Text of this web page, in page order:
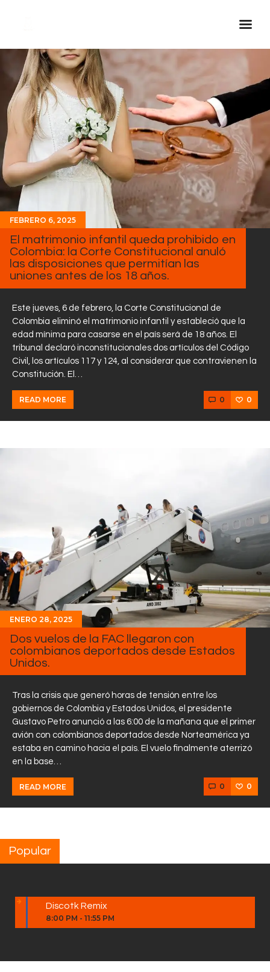
Inicio Real FM
Streaming
En Vivo
Descarga La APP
Programas
Noticias
Sobre Nosotros
Contactos
FEBRERO 6, 2025
El matrimonio infantil queda prohibido en
Colombia: la Corte Constitucional anuló
las disposiciones que permitían las
uniones antes de los 18 años.
Este jueves, 6 de febrero, la Corte Constitucional de
Colombia eliminó el matrimonio infantil y estableció que la
edad mínima para casarse en el país será de 18 años. El
tribunal declaró inconstitucionales dos artículos del Código
Civil, los artículos 117 y 124, al considerar que contravienen la
Constitución. El…
READ MORE 0 0
ENERO 28, 2025
Dos vuelos de la FAC llegaron con
colombianos deportados desde Estados
Unidos.
Tras la crisis que generó horas de tensión entre los
gobiernos de Colombia y Estados Unidos, el presidente
Gustavo Petro anunció a las 6:00 de la mañana que el primer
avión con colombianos deportados desde Norteamérica ya
estaba en camino hacia el país. El vuelo finalmente aterrizó
en la base…
READ MORE 0 0
Popular
Discotk Remix
8:00 PM - 11:55 PM